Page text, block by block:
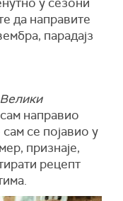
да направите
парадајз
Велики
направио
се појавио у
признаје,
рецепт